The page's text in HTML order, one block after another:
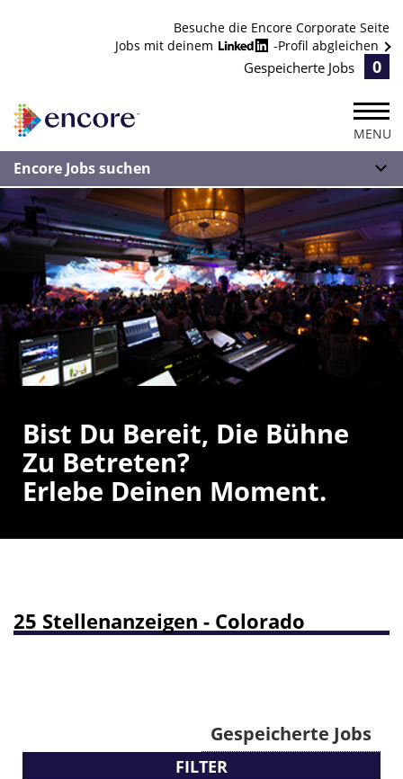
Besuche die Encore Corporate Seite
Jobs mit deinem
-Profil abgleichen
Gespeicherte Jobs 0
MENU
Encore Jobs suchen
Bist Du Bereit, Die Bühne
Zu Betreten?
Erlebe Deinen Moment.
25 Stellenanzeigen - Colorado
Gespeicherte Jobs
FILTER